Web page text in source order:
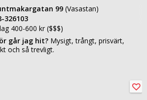
99 (Vasastan)
326103
400-600 kr ($$$)
går jag hit? Mysigt, trångt, prisvärt,
och så trevligt.